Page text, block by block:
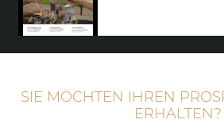
SIE MÖCHTEN IHREN
ERHALTEN?